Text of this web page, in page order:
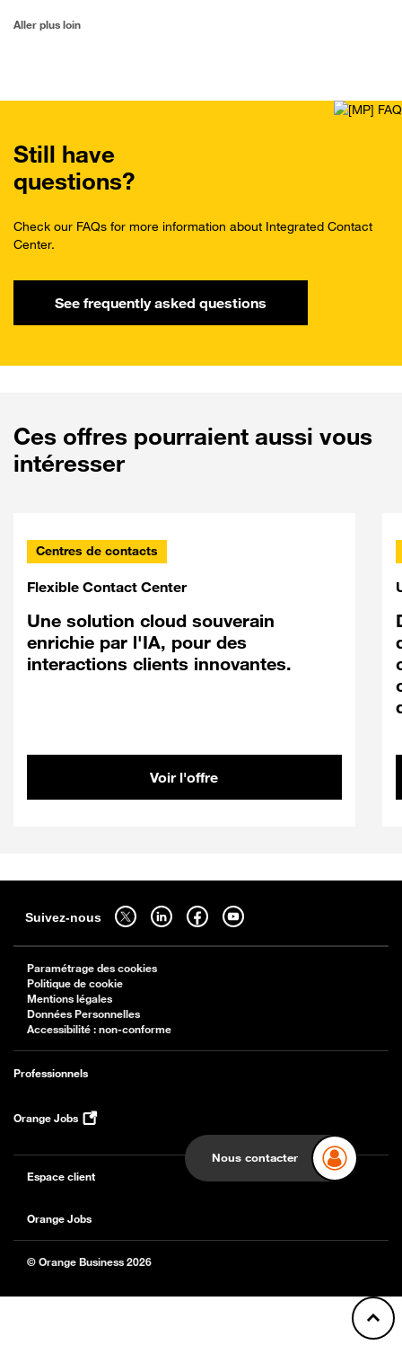
Aller plus loin
Still have
questions?
Check our FAQs for more information about Integrated Contact
Center.
See frequently asked questions
Ces offres pourraient aussi vous
intéresser
Centres de contacts
Flexible Contact Center
Une solution cloud souverain
enrichie par l'IA, pour des
interactions clients innovantes.
Voir l'offre
Nous contacter
Suivez-nous
Suivez-nous sur twitter - ouverture dans un nouvel onglet
Suivez-nous sur linkedin - ouverture dans un nouvel onglet
Suivez-nous sur facebook - ouverture dans un
Suivez-nous sur youtube - ouverture dans
Paramétrage des cookies
Politique de cookie
Mentions légales
Données Personnelles
Accessibilité : non-conforme
Professionnels
Orange Jobs
Espace client
Orange Jobs
© Orange Business 2026